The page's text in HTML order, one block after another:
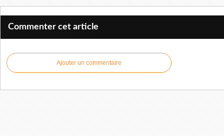
Commenter cet article
Ajouter un commentaire